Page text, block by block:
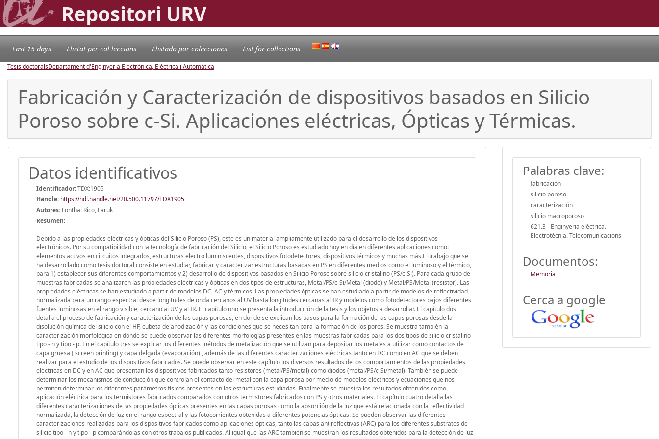
Repositori URV
Last 15 days Llistat per col·leccions Llistado por colecciones List for collections
Tesis doctoralsDepartament d'Enginyeria Electrònica, Elèctrica i Automàtica
Fabricación y Caracterización de dispositivos basados en Silicio
Poroso sobre c-Si. Aplicaciones eléctricas, Ópticas y Térmicas.
Datos identificativos
Identificador:TDX:1905
Handle: https://hdl.handle.net/20.500.11797/TDX1905
Autores: Fonthal Rico, Faruk
Resumen:
Debido a las propiedades eléctricas y ópticas del Silicio Poroso (PS), este es un material ampliamente utilizado para el desarrollo de los dispositivos
electrónicos. Por su compatibilidad con la tecnología de fabricación del Silicio, el Silicio Poroso es estudiado hoy en día en diferentes aplicaciones como:
elementos activos en circuitos integrados, estructuras electro luminiscentes, dispositivos fotodetectores, dispositivos térmicos y muchas más.El trabajo que se
ha desarrollado como tesis doctoral consiste en estudiar, fabricar y caracterizar estructuras basadas en PS en diferentes medios como el luminoso y el térmico,
para 1) establecer sus diferentes comportamientos y 2) desarrollo de dispositivos basados en Silicio Poroso sobre silicio cristalino (PS/c-Si). Para cada grupo de
muestras fabricadas se analizaron las propiedades eléctricas y ópticas en dos tipos de estructuras, Metal/PS/c-Si/Metal (diodo) y Metal/PS/Metal (resistor). Las
propiedades eléctricas se han estudiado a partir de modelos DC, AC y térmicos. Las propiedades ópticas se han estudiado a partir de modelos de reflectividad
normalizada para un rango espectral desde longitudes de onda cercanos al UV hasta longitudes cercanas al IR y modelos como fotodetectores bajos diferentes
fuentes luminosas en el rango visible, cercano al UV y al IR. El capítulo uno se presenta la introducción de la tesis y los objetos a desarrollar. El capítulo dos
detalla el proceso de fabricación y caracterización de las capas porosas, en donde se explican los pasos para la formación de las capas porosas desde la
disolución química del silicio con el HF, cubeta de anodización y las condiciones que se necesitan para la formación de los poros. Se muestra también la
caracterización morfológica en donde se puede observar las diferentes morfologías presentes en las muestras fabricadas para los dos tipos de silicio cristalino
tipo - n y tipo - p. En el capítulo tres se explicar los diferentes métodos de metalización que se utilizan para depositar los metales a utilizar como contactos de
capa gruesa ( screen printing) y capa delgada (evaporación) , además de las diferentes caracterizaciones eléctricas tanto en DC como en AC que se deben
realizar para el estudio de los dispositivos fabricados. Se puede observar en este capítulo los diversos resultados de los comportamientos de las propiedades
eléctricas en DC y en AC que presentan los dispositivos fabricados tanto resistores (metal/PS/metal) como diodos (metal/PS/c-Si/metal). También se puede
determinar los mecanismos de conducción que controlan el contacto del metal con la capa porosa por medio de modelos eléctricos y ecuaciones que nos
permiten determinar los diferentes parámetros físicos presentes en las estructuras estudiadas. Finalmente se muestra los resultados obtenidos como
aplicación eléctrica para los termistores fabricados comparados con otros termistores fabricados con PS y otros materiales. El capítulo cuatro detalla las
diferentes caracterizaciones de las propiedades ópticas presentes en las capas porosas como la absorción de la luz que está relacionada con la reflectividad
normalizada, la detección de luz en el rango espectral y las fotocorrientes obtenidas a diferentes potencias ópticas. Se pueden observar las diferentes
caracterizaciones realizadas para los dispositivos fabricados como aplicaciones ópticas, tanto las capas antireflectivas (ARC) para los diferentes substratos de
silicio tipo - n y tipo - p comparándolas con otros trabajos publicados. Al igual que las ARC también se muestran los resultados obtenidos para la detección de luz
Palabras clave:
fabricación
silicio poroso
caracterización
silicio macroporoso
621.3 - Enginyeria elèctrica.
Electrotècnia. Telecomunicacions
Documentos:
Memoria
Cerca a google